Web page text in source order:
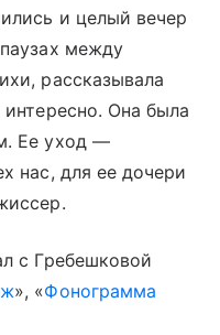
и целый вечер
между
рассказывала
Она была
Ее уход —
нас, для ее дочери
с Гребешковой
», «Фонограмма